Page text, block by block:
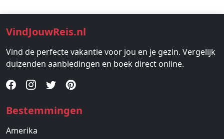
VindJouwReis.nl
Vind de perfecte vakantie voor jou en je gezin. Vergelijk
duizenden aanbiedingen en boek direct online.
Bestemmingen
Amerika